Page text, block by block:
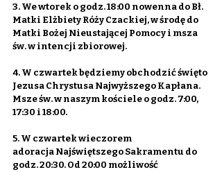
3. We wtorek o godz. 18:00 nowenna do Bł.
Matki Elżbiety Róży Czackiej, w środę do
Matki Bożej Nieustającej Pomocy i msza
św. w intencji zbiorowej.
4. W czwartek będziemy obchodzić święto
Jezusa Chrystusa Najwyższego Kapłana.
Msze św. w naszym kościele o godz. 7:00,
17:30 i 18:00.
5. W czwartek wieczorem
adoracja Najświętszego Sakramentu do
godz. 20:30. Od 20:00 możliwość